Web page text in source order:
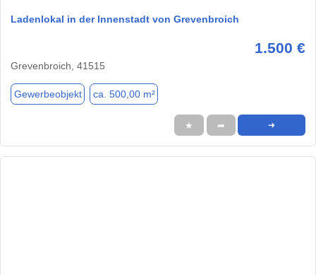
Ladenlokal in der Innenstadt von Grevenbroich
1.500 €
Grevenbroich, 41515
Gewerbeobjekt ca. 500,00 m²
★ ➦ ➜